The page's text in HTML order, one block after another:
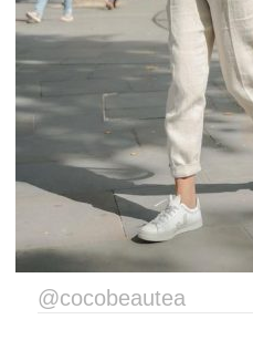
@cocobeautea